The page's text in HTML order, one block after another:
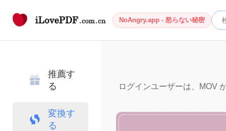
NoAngry.app - 怒らない秘密
推薦す
る
変換す
る
ログインユーザーは、MOV